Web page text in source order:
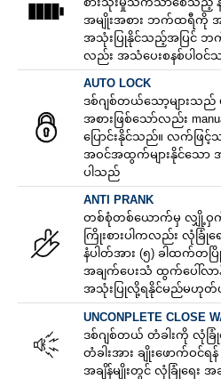
အမျိုးအစား ဘက်ထရီကို အ
အသုံးပြုနိုင်သည့်အပြင်
လည်း အသံပေးစနစ်ပါဝင်
AUTO LOCK
ဒစ်ဂျစ်တယ်သော့များသည်
အစားဖြစ်သော်လည်း
ပြောင်းနိုင်သည်။ လက်ဖြ
အဝင်အထွက်များနိုင်သော
ပါသည်
ANTI PRANK
တစ်စုံတစ်ယောက်မှ လျှို့ဝှက်
ကြိုးစားပါကလည်း လုံခြုံ
နံပါတ်အား (၅) ခါထက်တပ
အချက်ပေးသံ ထွက်ပေါ်လာ
အသုံးပြုလို့ရနိုင်မည်မဟုတ်ပ
UNCONPLETE CLOSE
ဒစ်ဂျစ်တယ် တံခါးကို လုံခ
တံခါးအား ချိုးဖောက်ဝင်
အချိန်မျိုးတွင် လုံခြုံရေး အ